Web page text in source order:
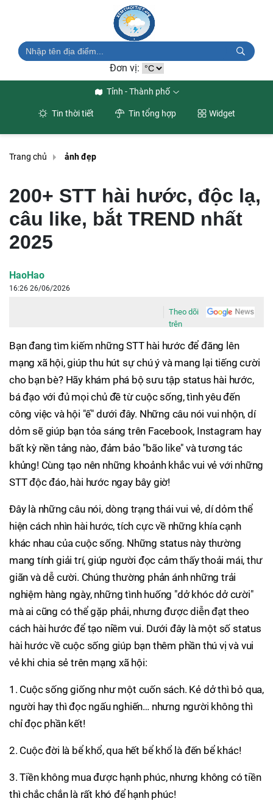
Đơn vị:
Tỉnh - Thành phố
Tin thời tiết Tin tổng hợp Widget
Trang chủ ảnh đẹp
200+ STT hài hước, độc lạ,
câu like, bắt TREND nhất
2025
HaoHao
16:26 26/06/2026
Theo dõi
trên
Bạn đang tìm kiếm những STT hài hước để đăng lên
mạng xã hội, giúp thu hút sự chú ý và mang lại tiếng cười
cho bạn bè? Hãy khám phá bộ sưu tập status hài hước,
bá đạo với đủ mọi chủ đề từ cuộc sống, tình yêu đến
công việc và hội "ế" dưới đây. Những câu nói vui nhộn, dí
dỏm sẽ giúp bạn tỏa sáng trên Facebook, Instagram hay
bất kỳ nền tảng nào, đảm bảo "bão like" và tương tác
khủng! Cùng tạo nên những khoảnh khắc vui vẻ với những
STT độc đáo, hài hước ngay bây giờ!
Đây là những câu nói, dòng trạng thái vui vẻ, dí dỏm thể
hiện cách nhìn hài hước, tích cực về những khía cạnh
khác nhau của cuộc sống. Những status này thường
mang tính giải trí, giúp người đọc cảm thấy thoải mái, thư
giãn và dễ cười. Chúng thường phản ánh những trải
nghiệm hàng ngày, những tình huống "dở khóc dở cười"
mà ai cũng có thể gặp phải, nhưng được diễn đạt theo
cách hài hước để tạo niềm vui. Dưới đây là một số status
hài hước về cuộc sống giúp bạn thêm phần thú vị và vui
vẻ khi chia sẻ trên mạng xã hội:
1. Cuộc sống giống như một cuốn sách. Kẻ dở thì bỏ qua,
người hay thì đọc ngấu nghiến… nhưng người không thì
chỉ đọc phần kết!
2. Cuộc đời là bể khổ, qua hết bể khổ là đến bể khác!
3. Tiền không mua được hạnh phúc, nhưng không có tiền
thì chắc chắn là rất khó để hạnh phúc!